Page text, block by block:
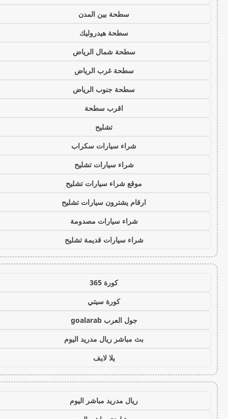
سطحة بين المدن
سطحة هيدروليك
سطحة شمال الرياض
سطحة غرب الرياض
سطحة جنوب الرياض
اقرب سطحة
تشليح
شراء سيارات سكراب
شراء سيارات تشليح
موقع شراء سيارات تشليح
ارقام يشترون سيارات تشليح
شراء سيارات مصدومة
شراء سيارات قديمة تشليح
كورة 365
كورة سيتي
جول العرب goalarab
بث مباشر ريال مدريد اليوم
يلا لايف
ريال مدريد مباشر اليوم